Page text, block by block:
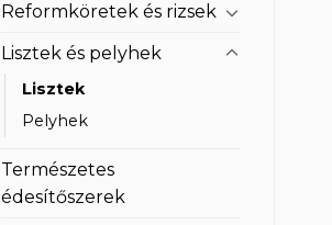
Reformköretek és rizsek
Lisztek és pelyhek
Lisztek
Pelyhek
Természetes
édesítőszerek